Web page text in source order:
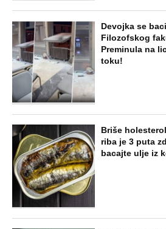
NAJNOVIJE
Marijanu je otac
zajedno sa delom
bila zazidana u
decu rađala
Paraskeva
je razlikuje od